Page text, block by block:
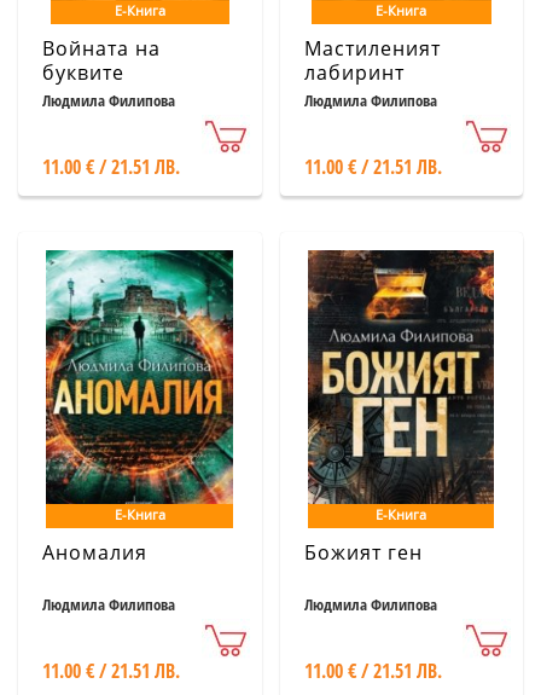
Е-Книга
Войната на
буквите
Людмила Филипова
11.00 € / 21.51 ЛВ.
Е-Книга
Мастиленият
лабиринт
Людмила Филипова
11.00 € / 21.51 ЛВ.
Е-Книга
Аномалия
Людмила Филипова
11.00 € / 21.51 ЛВ.
Е-Книга
Божият ген
Людмила Филипова
11.00 € / 21.51 ЛВ.